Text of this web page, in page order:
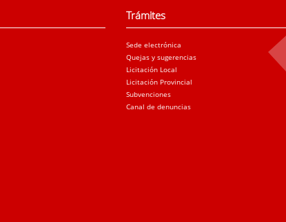
Trámites
Sede electrónica
Quejas y sugerencias
Licitación Local
Licitación Provincial
Subvenciones
Canal de denuncias